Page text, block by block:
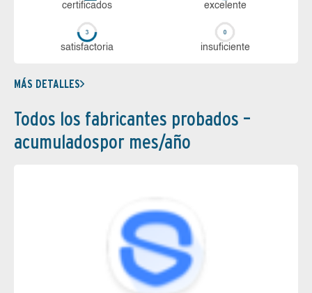
certi­ficados ex­ce­len­te
sa­tis­fac­to­ria in­su­fi­cien­te
MÁS DETALLES
Todos los fabricantes probados –
acumuladospor mes/año